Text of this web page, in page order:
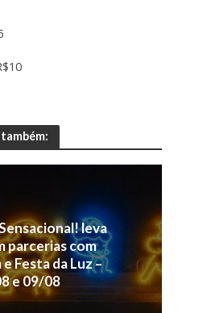
leva
parcerias com
Festa da Luz –
e 09/08